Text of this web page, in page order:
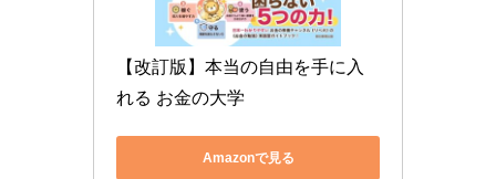
【改訂版】本当の自由を手に入
れる お金の大学
Amazonで見る